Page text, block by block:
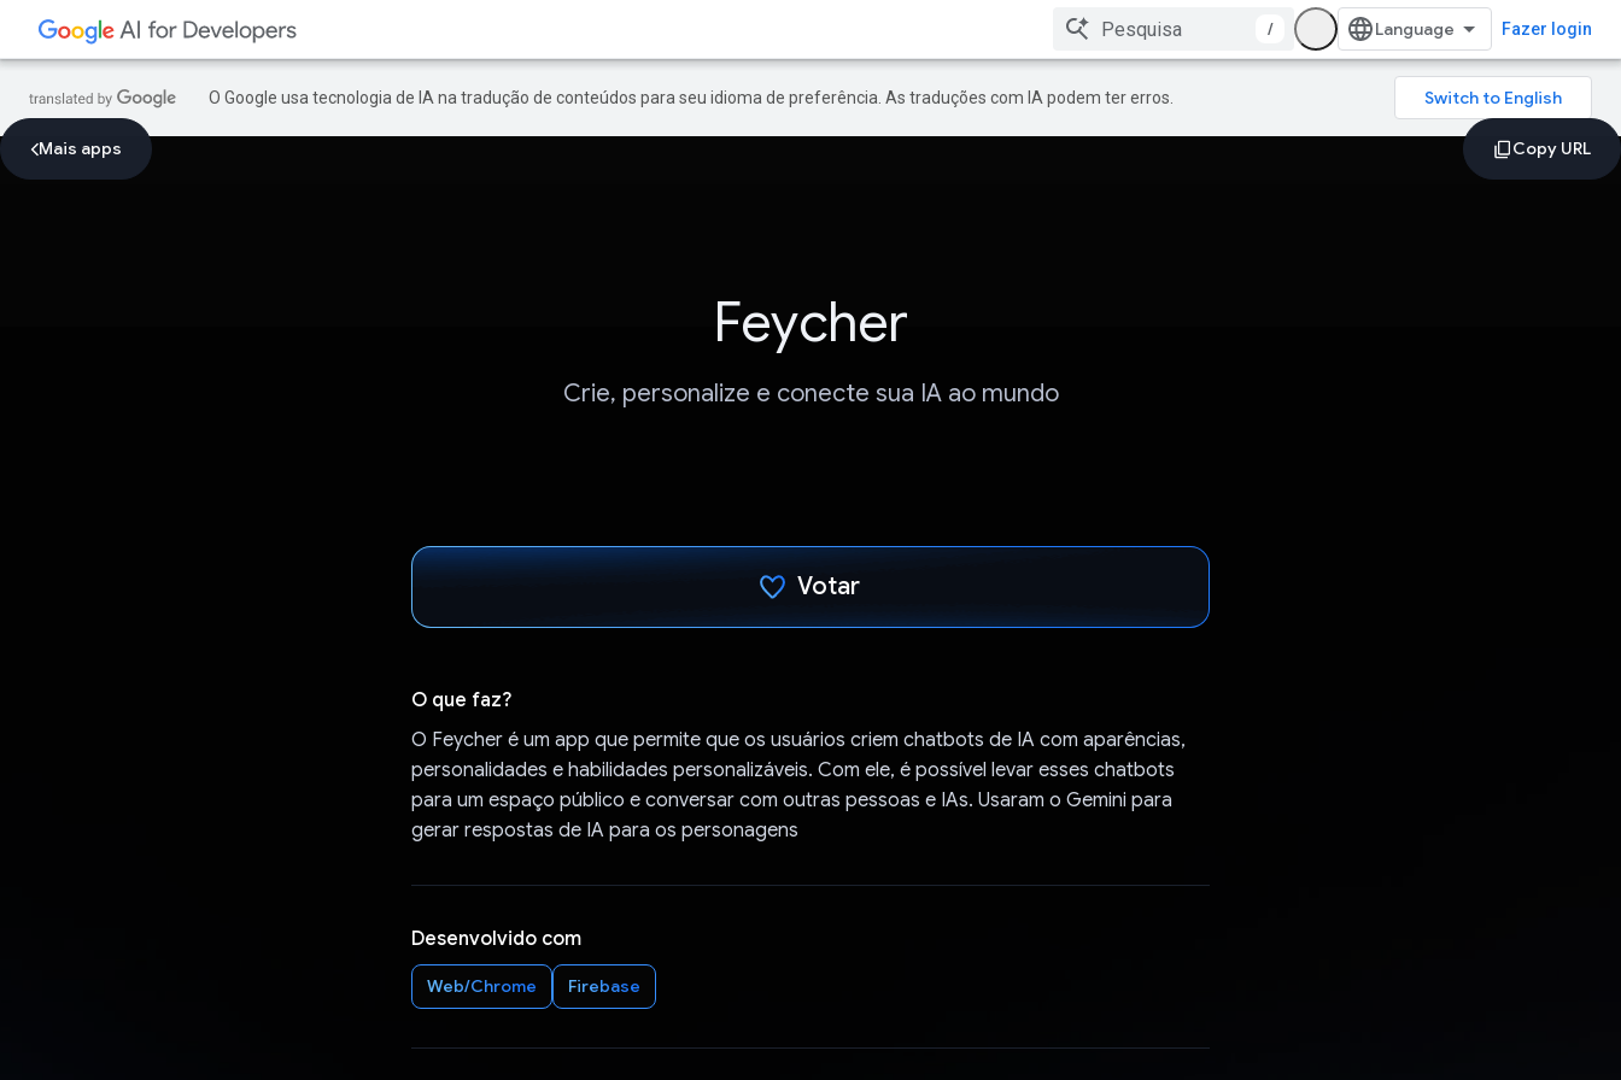
/ Fazer login
O Google usa tecnologia de IA na tradução de conteúdos para seu idioma de preferência. As traduções com IA podem ter erros.
Mais apps
Feycher
Crie, personalize e conecte sua IA ao mundo
Votar
O que faz?
O Feycher é um app que permite que os usuários criem chatbots de IA com aparências,
personalidades e habilidades personalizáveis. Com ele, é possível levar esses chatbots
para um espaço público e conversar com outras pessoas e IAs. Usaram o Gemini para
gerar respostas de IA para os personagens
Desenvolvido com
Web/Chrome Firebase